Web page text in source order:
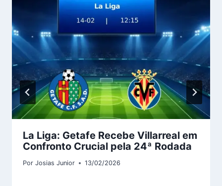
La Liga: Getafe Recebe Villarreal em
Confronto Crucial pela 24ª Rodada
Por Josias Junior 13/02/2026